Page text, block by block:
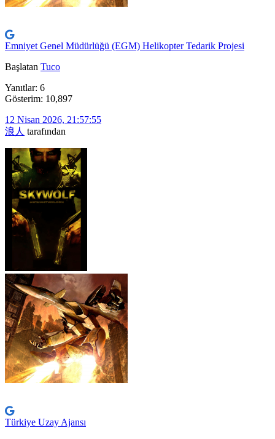
Emniyet Genel Müdürlüğü (EGM) Helikopter Tedarik Projesi
Başlatan Tuco
Yanıtlar: 6
Gösterim: 10,897
12 Nisan 2026, 21:57:55
浪人 tarafından
Türkiye Uzay Ajansı